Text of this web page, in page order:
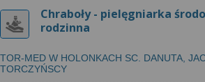
Chraboły - pielęgniarka
rodzinna
TOR-MED W HOLONKACH SC. DANUTA,
TORCZYŃSCY